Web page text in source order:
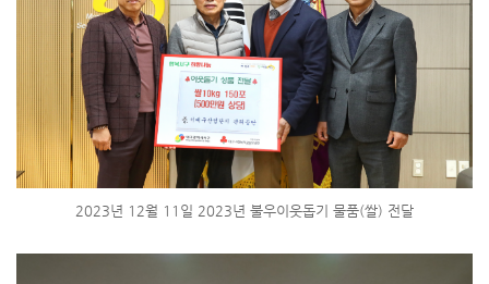
2023년 12월 11일 2023년 불우이웃돕기 물품(쌀) 전달